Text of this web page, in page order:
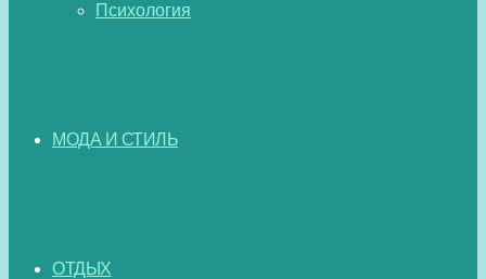
Психология
МОДА И СТИЛЬ
ОТДЫХ